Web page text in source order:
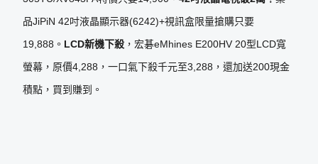
品JiPiN 42吋液晶顯示器(6242)+視訊盒限量搶購只要
19,888。 LCD新機下殺 ，宏碁eMhines E200HV 20型LCD寬
螢幕，原價4,288，一口氣下殺千元至3,288，還加送200現金
積點，買到賺到。